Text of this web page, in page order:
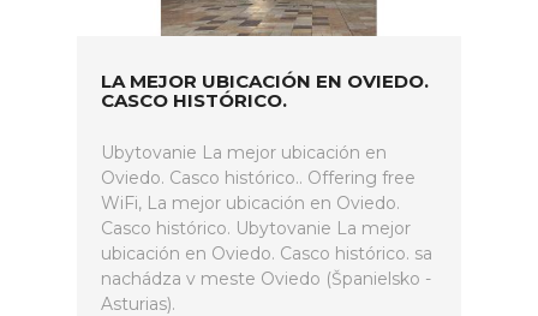
LA MEJOR UBICACIÓN EN OVIEDO.
CASCO HISTÓRICO.
Ubytovanie La mejor ubicación en
Oviedo. Casco histórico.. Offering free
WiFi, La mejor ubicación en Oviedo.
Casco histórico. Ubytovanie La mejor
ubicación en Oviedo. Casco histórico. sa
nachádza v meste Oviedo (Španielsko -
Asturias).